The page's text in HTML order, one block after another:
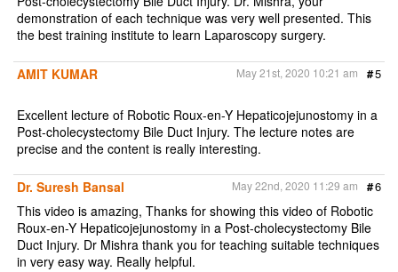
demonstration of each technique was very well presented. This
the best training institute to learn Laparoscopy surgery.
AMIT KUMAR #5
May 21st, 2020 10:21 am
Excellent lecture of Robotic Roux-en-Y Hepaticojejunostomy in a
Post-cholecystectomy Bile Duct Injury. The lecture notes are
precise and the content is really interesting.
Dr. Suresh Bansal #6
May 22nd, 2020 11:29 am
This video is amazing, Thanks for showing this video of Robotic
Roux-en-Y Hepaticojejunostomy in a Post-cholecystectomy Bile
Duct Injury. Dr Mishra thank you for teaching suitable techniques
in very easy way. Really helpful.